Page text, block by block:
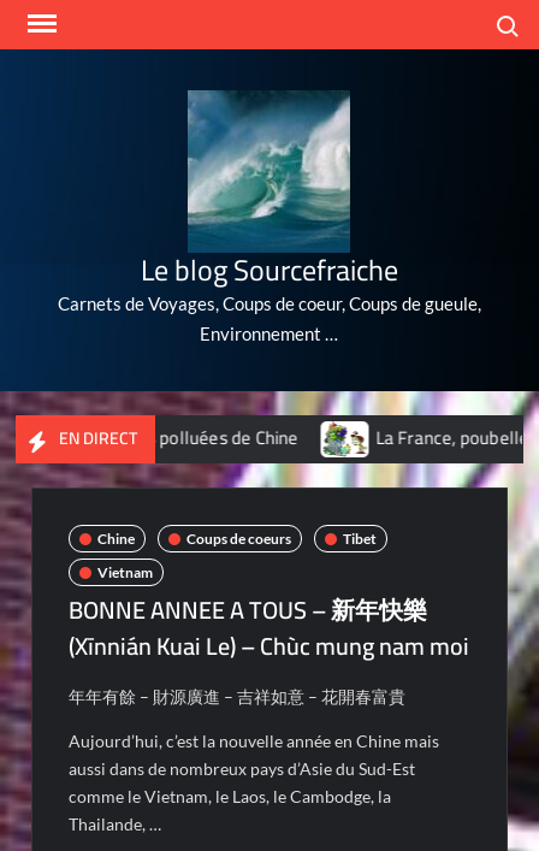
Skip
Le blog Sourcefraiche
Carnets de Voyages, Coups de coeur, Coups de gueule,
Environnement …
EN DIRECT
les plus polluées de Chine La France, poubelle du
Chine Coups de coeurs
Tibet
Vietnam
BONNE ANNEE A TOUS – 新年快樂
(Xīnnián Kuai Le) – Chùc mung nam moi
年年有餘 – 財源廣進 – 吉祥如意 – 花開春富貴
Aujourd’hui, c’est la nouvelle année en Chine mais
aussi dans de nombreux pays d’Asie du Sud-Est
comme le Vietnam, le Laos, le Cambodge, la
Thailande, …